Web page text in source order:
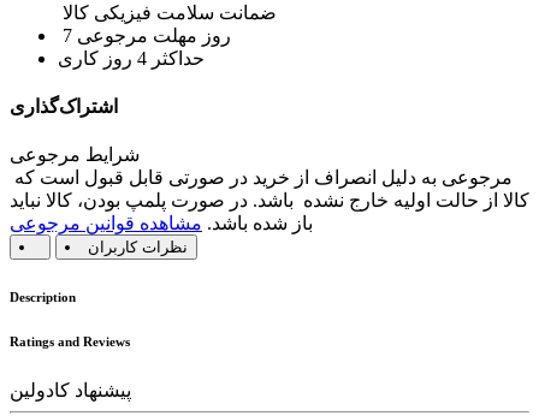
ضمانت سلامت فیزیکی کالا
7 روز مهلت مرجوعی
حداکثر 4 روز کاری
اشتراک‌گذاری
شرایط مرجوعی
کالا از حالت اولیه خارج نشده باشد. در صورت پلمپ بودن، کالا نباید
باز شده باشد. مشاهده قوانین مرجوعی
نظرات کاربران
Description
Ratings and Reviews
پیشنهاد کادولین